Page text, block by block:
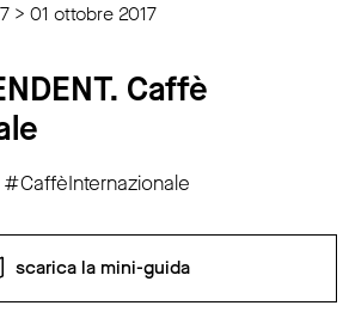
> 01 ottobre 2017
Caffè
scarica la mini-guida